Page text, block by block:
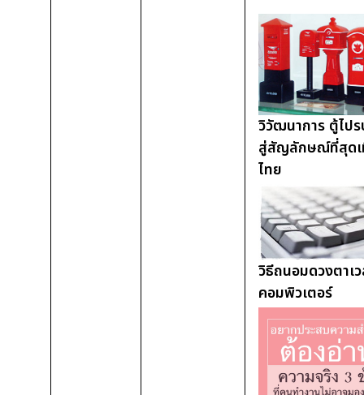
วิวัฒนาการ ตู้ไป
สู่สัญลักษณ์ที่สุดเ
ไทย
วิธีถนอมดวงตาเ
คอมพิวเตอร์